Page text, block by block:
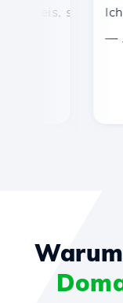
schnelle und
Ich